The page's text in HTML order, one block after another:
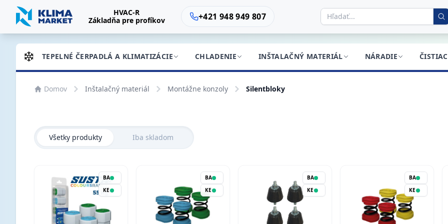
HVAC-R
Základňa pre profíkov
+421 948 949 807
TEPELNÉ ČERPADLÁ A KLIMATIZÁCIE CHLADENIE INŠTALAČNÝ MATERIÁL NÁRADIE
Domov Inštalačný materiál Montážne konzoly Silentbloky
Všetky produkty Iba skladom
BA
KE
BA
KE
BA
KE
BA
KE